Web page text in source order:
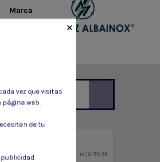
Marca
×
vez que visitas
web.
de tu